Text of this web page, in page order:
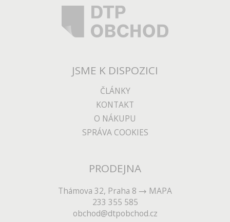
JSME K DISPOZICI
ČLÁNKY
KONTAKT
O NÁKUPU
SPRÁVA COOKIES
PRODEJNA
Thámova 32, Praha 8
MAPA
233 355 585
obchod@dtpobchod.cz